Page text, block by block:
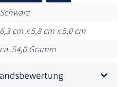
Schwarz
6,3 cm x 5,8 cm x 5,0 cm
ca. 54,0 Gramm